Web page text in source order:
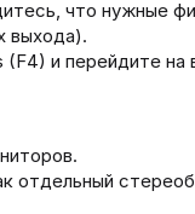
что нужные
выхода).
и перейдите на
отдельный